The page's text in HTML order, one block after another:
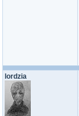
lordzia